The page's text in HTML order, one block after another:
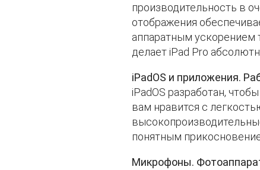
производительность в
отображения
аппаратным ускорением
делает iPad Pro
iPadOS и приложения.
iPadOS разработан,
вам нравится с
понятным
Микрофоны.